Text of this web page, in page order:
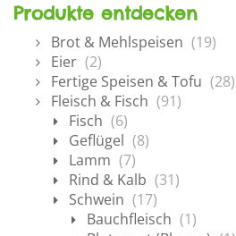
Produkte entdecken
Brot & Mehlspeisen (19)
Eier (2)
Fertige Speisen & Tofu (28)
Fleisch & Fisch (91)
Fisch (6)
Geflügel (8)
Lamm (7)
Rind & Kalb (31)
Schwein (17)
Bauchfleisch (1)